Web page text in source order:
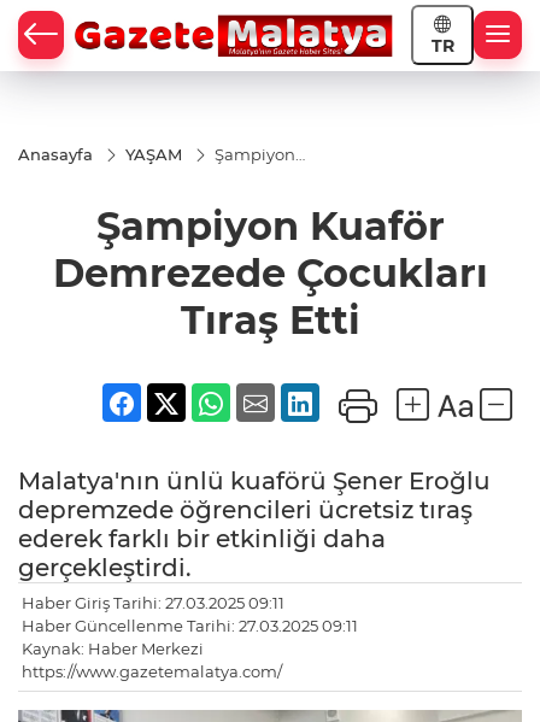
TR
Anasayfa YAŞAM
Şampiyon
Çocukları
Tıraş Etti
Şampiyon Kuaför
Demrezede Çocukları
Tıraş Etti
Malatya'nın ünlü kuaförü Şener Eroğlu
depremzede öğrencileri ücretsiz tıraş
ederek farklı bir etkinliği daha
gerçekleştirdi.
Haber Giriş Tarihi: 27.03.2025 09:11
Haber Güncellenme Tarihi: 27.03.2025 09:11
Kaynak: Haber Merkezi
https://www.gazetemalatya.com/